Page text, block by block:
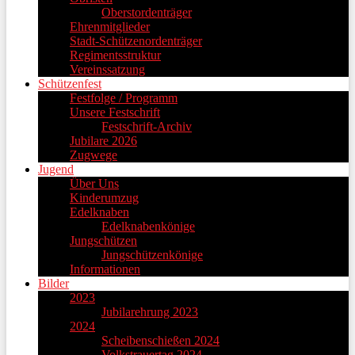
Oberstordenträger
Ehrenmitglieder
Stadt-Schützenordenträger
Regimentsstruktur
Vereinssatzung
Schützenfest
Festfolge / Programm
Unsere Festschrift
Festschrift-Archiv
Jubilare 2026
Zugwege
Jugend
Über Uns
Kinderumzug
Edelknaben
Edelknabenkönige
Jungschützen
Jungschützenkönige
Informationen
Bilder
2023
Jubilarehrung 2023
2024
Scheibenschießen 2024